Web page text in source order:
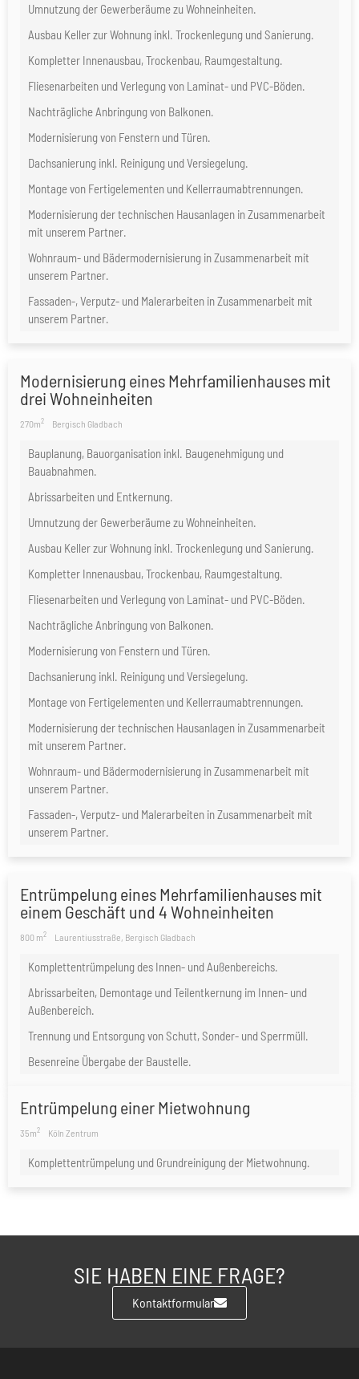
Umnutzung der Gewerberäume zu Wohneinheiten.
Ausbau Keller zur Wohnung inkl. Trockenlegung und Sanierung.
Kompletter Innenausbau, Trockenbau, Raumgestaltung.
Fliesenarbeiten und Verlegung von Laminat- und PVC-Böden.
Nachträgliche Anbringung von Balkonen.
Modernisierung von Fenstern und Türen.
Dachsanierung inkl. Reinigung und Versiegelung.
Montage von Fertigelementen und Kellerraumabtrennungen.
Modernisierung der technischen Hausanlagen in Zusammenarbeit
mit unserem Partner.
Wohnraum- und Bädermodernisierung in Zusammenarbeit mit
unserem Partner.
Fassaden-, Verputz- und Malerarbeiten in Zusammenarbeit mit
unserem Partner.
Modernisierung eines Mehrfamilienhauses mit
drei Wohneinheiten
270m2 Bergisch Gladbach
Bauplanung, Bauorganisation inkl. Baugenehmigung und
Bauabnahmen.
Abrissarbeiten und Entkernung.
Umnutzung der Gewerberäume zu Wohneinheiten.
Ausbau Keller zur Wohnung inkl. Trockenlegung und Sanierung.
Kompletter Innenausbau, Trockenbau, Raumgestaltung.
Fliesenarbeiten und Verlegung von Laminat- und PVC-Böden.
Nachträgliche Anbringung von Balkonen.
Modernisierung von Fenstern und Türen.
Dachsanierung inkl. Reinigung und Versiegelung.
Montage von Fertigelementen und Kellerraumabtrennungen.
Modernisierung der technischen Hausanlagen in Zusammenarbeit
mit unserem Partner.
Wohnraum- und Bädermodernisierung in Zusammenarbeit mit
unserem Partner.
Fassaden-, Verputz- und Malerarbeiten in Zusammenarbeit mit
unserem Partner.
Entrümpelung eines Mehrfamilienhauses mit
einem Geschäft und 4 Wohneinheiten
800 m2 Laurentiusstraße, Bergisch Gladbach
Komplettentrümpelung des Innen- und Außenbereichs.
Abrissarbeiten, Demontage und Teilentkernung im Innen- und
Außenbereich.
Trennung und Entsorgung von Schutt, Sonder- und Sperrmüll.
Besenreine Übergabe der Baustelle.
Entrümpelung einer Mietwohnung
35m2 Köln Zentrum
Komplettentrümpelung und Grundreinigung der Mietwohnung.
SIE HABEN EINE FRAGE?
Kontaktformular